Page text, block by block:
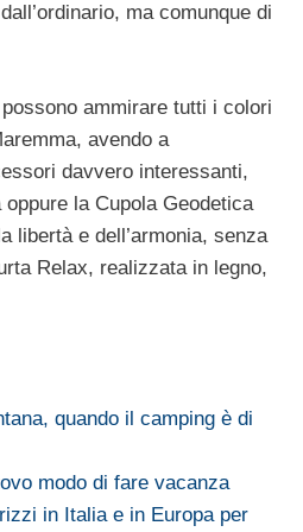
ma comunque di
ammirare tutti i colori
avendo a
davvero interessanti,
la Cupola Geodetica
libertà e dell’armonia, senza
Relax, realizzata in legno,
quando il camping è di
modo di fare vacanza
in Italia e in Europa per